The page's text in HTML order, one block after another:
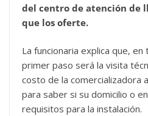
del centro de atención de
que los oferte.
La funcionaria explica que,
primer paso será la visita
costo de la comercializadora
para saber si su domicilio o
requisitos para la instalación.